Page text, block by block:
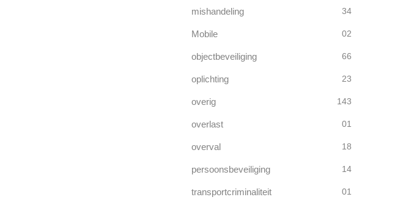
mishandeling 34
Mobile 02
objectbeveiliging 66
oplichting 23
overig 143
overlast 01
overval 18
persoonsbeveiliging 14
transportcriminaliteit 01